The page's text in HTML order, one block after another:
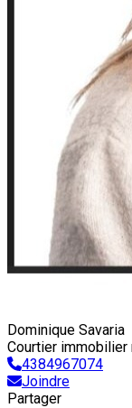
Dominique Savaria
Courtier
4384967074
Joindre
Partager